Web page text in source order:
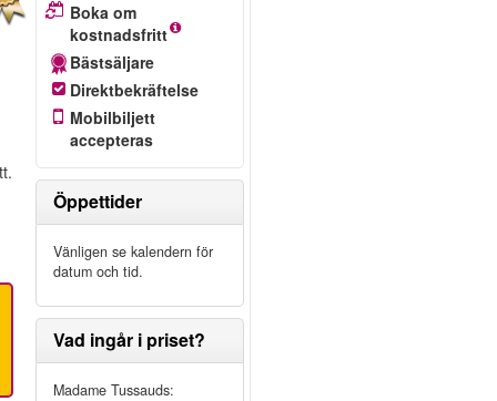
Boka om
kostnadsfritt
Bästsäljare
Direktbekräftelse
Mobilbiljett
accepteras
Öppettider
Vänligen se kalendern för
datum och tid.
Vad ingår i priset?
Madame Tussauds: